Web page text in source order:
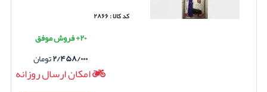
کد کالا : ۲۸۶۶
۲۰+ فروش موفق
۲/۴۵۸/۰۰۰تومان
امکان ارسال روزانه